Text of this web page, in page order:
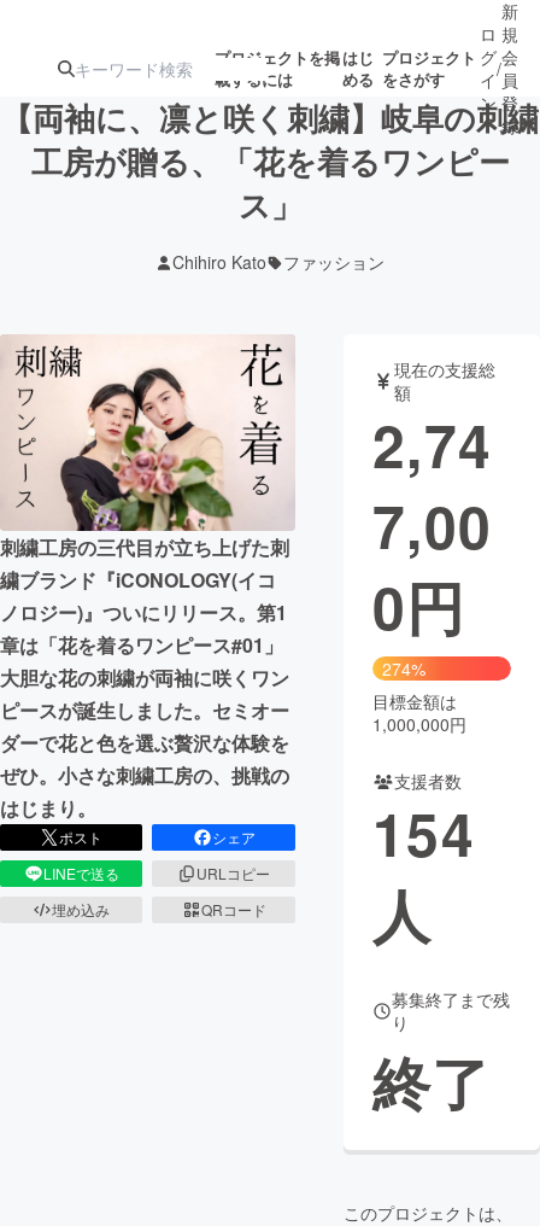
プロジェクトを掲
載するには
はじ
める
プロジェクト
をさがす
注目の新着プロ
テクノロジー・ガジェット
映像・映画 書籍・雑誌
ビジネス・起業 チャレンジ
まちづくり・地域活性化
CAMPFIRE for Social Good
CAMPFIRE Creation
CAMPFIREふるさと納税
コミュニティ
ロ
グ
イ
ン
/
新
規
会
員
登
録
【両袖に、凛と咲く刺繍】岐阜の刺繍
工房が贈る、「花を着るワンピー
ス」
Chihiro Kato ファッション
刺繍工房の三代目が立ち上げた刺
繍ブランド『iCONOLOGY(イコ
ノロジー)』ついにリリース。第1
章は「花を着るワンピース#01」
大胆な花の刺繍が両袖に咲くワン
ピースが誕生しました。セミオー
ダーで花と色を選ぶ贅沢な体験を
ぜひ。小さな刺繍工房の、挑戦の
はじまり。
ポスト
シェア
LINEで送る
URLコピー
埋め込み
QRコード
現在の支援総
額
2,74
7,00
0円
274%
目標金額は
1,000,000円
支援者数
154
人
募集終了まで残
り
終了
このプロジェクトは、